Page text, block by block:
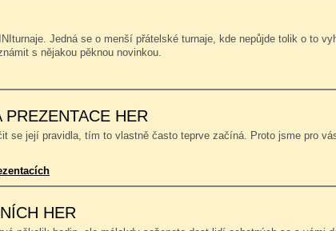
Jedná se o menší přátelské turnaje, kde nepůjde tolik o to
s nějakou pěknou novinkou.
PREZENTACE HER
se její pravidla, tím to vlastně často teprve začíná. Proto jsme pro
HER